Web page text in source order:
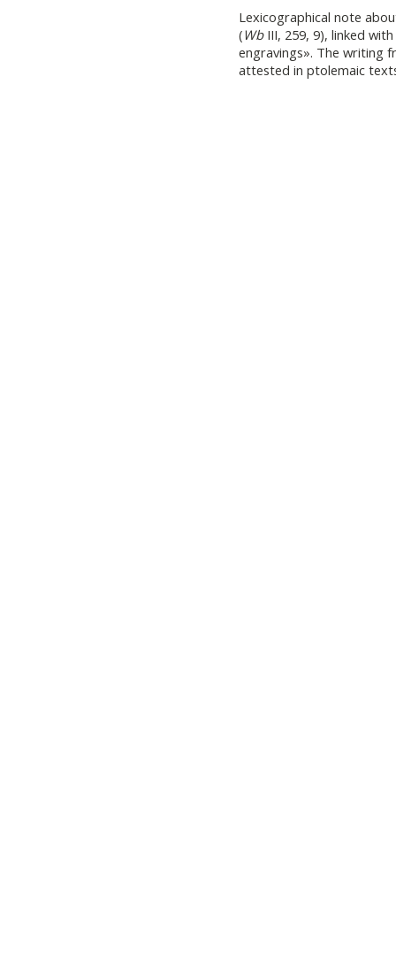
Lexicographical note
(WbIII, 259, 9), linked with
engravings». The writing
attested in ptolemaic